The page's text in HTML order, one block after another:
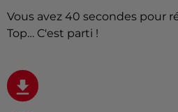
Vous avez 40 secondes pour
Top… C'est parti !